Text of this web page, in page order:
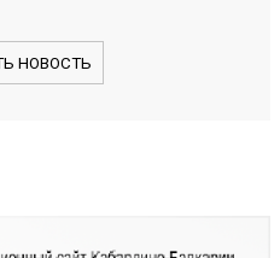
НОВОСТЬ